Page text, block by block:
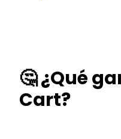
🤔 ¿Qué
Cart?